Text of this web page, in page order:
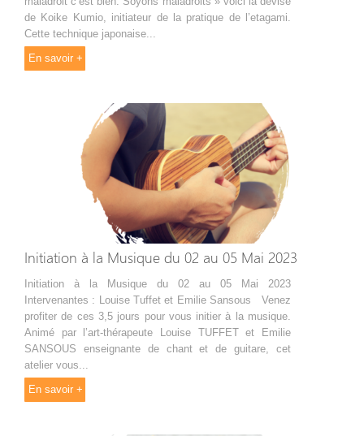
de Koike Kumio, initiateur de la pratique de l’etagami.
Cette technique japonaise...
En savoir +
Initiation à la Musique du 02 au 05 Mai 2023
Initiation à la Musique du 02 au 05 Mai 2023
Intervenantes : Louise Tuffet et Emilie Sansous Venez
profiter de ces 3,5 jours pour vous initier à la musique.
Animé par l’art-thérapeute Louise TUFFET et Emilie
SANSOUS enseignante de chant et de guitare, cet
atelier vous...
En savoir +